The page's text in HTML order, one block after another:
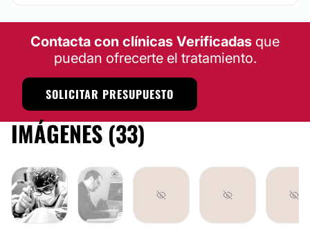
Contacta con clínicas Verificadas que
puedan ofrecerte el tratamiento.
SOLICITAR PRESUPUESTO
IMÁGENES (33)